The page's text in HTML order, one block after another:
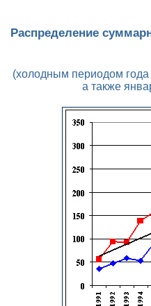
Распределение
(холодным периодом года
а также